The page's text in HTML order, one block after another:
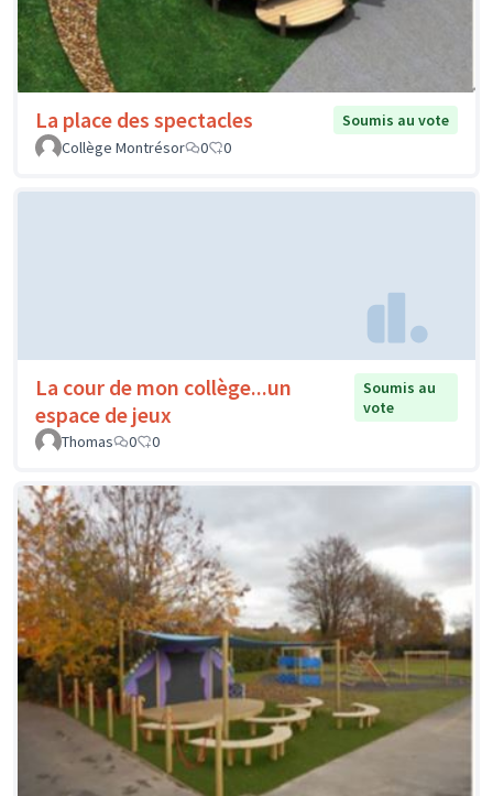
La place des spectacles
Soumis au vote
Collège Montrésor
0 0
La cour de mon collège...un
espace de jeux
Soumis au
vote
Thomas
0 0